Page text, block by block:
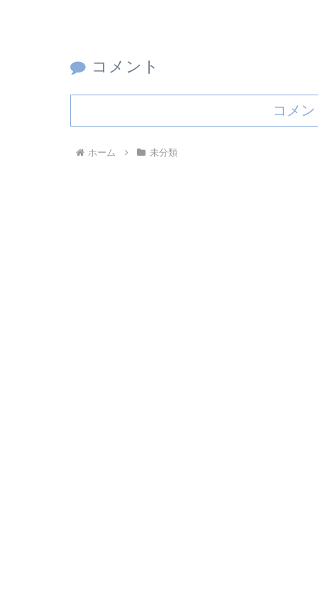
コメント
コメ
ホーム 未分類